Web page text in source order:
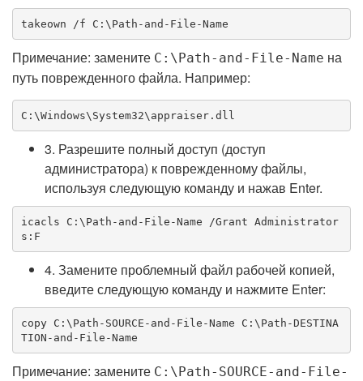
takeown /f C:\Path-and-File-Name
Примечание: замените C:\Path-and-File-Name на
путь поврежденного файла. Например:
C:\Windows\System32\appraiser.dll
3. Разрешите полный доступ (доступ
администратора) к поврежденному файлы,
используя следующую команду и нажав Enter.
icacls C:\Path-and-File-Name /Grant Administrator
s:F
4. Замените проблемный файл рабочей копией,
введите следующую команду и нажмите Enter:
copy C:\Path-SOURCE-and-File-Name C:\Path-DESTINA
TION-and-File-Name
Примечание: замените C:\Path-SOURCE-and-File-